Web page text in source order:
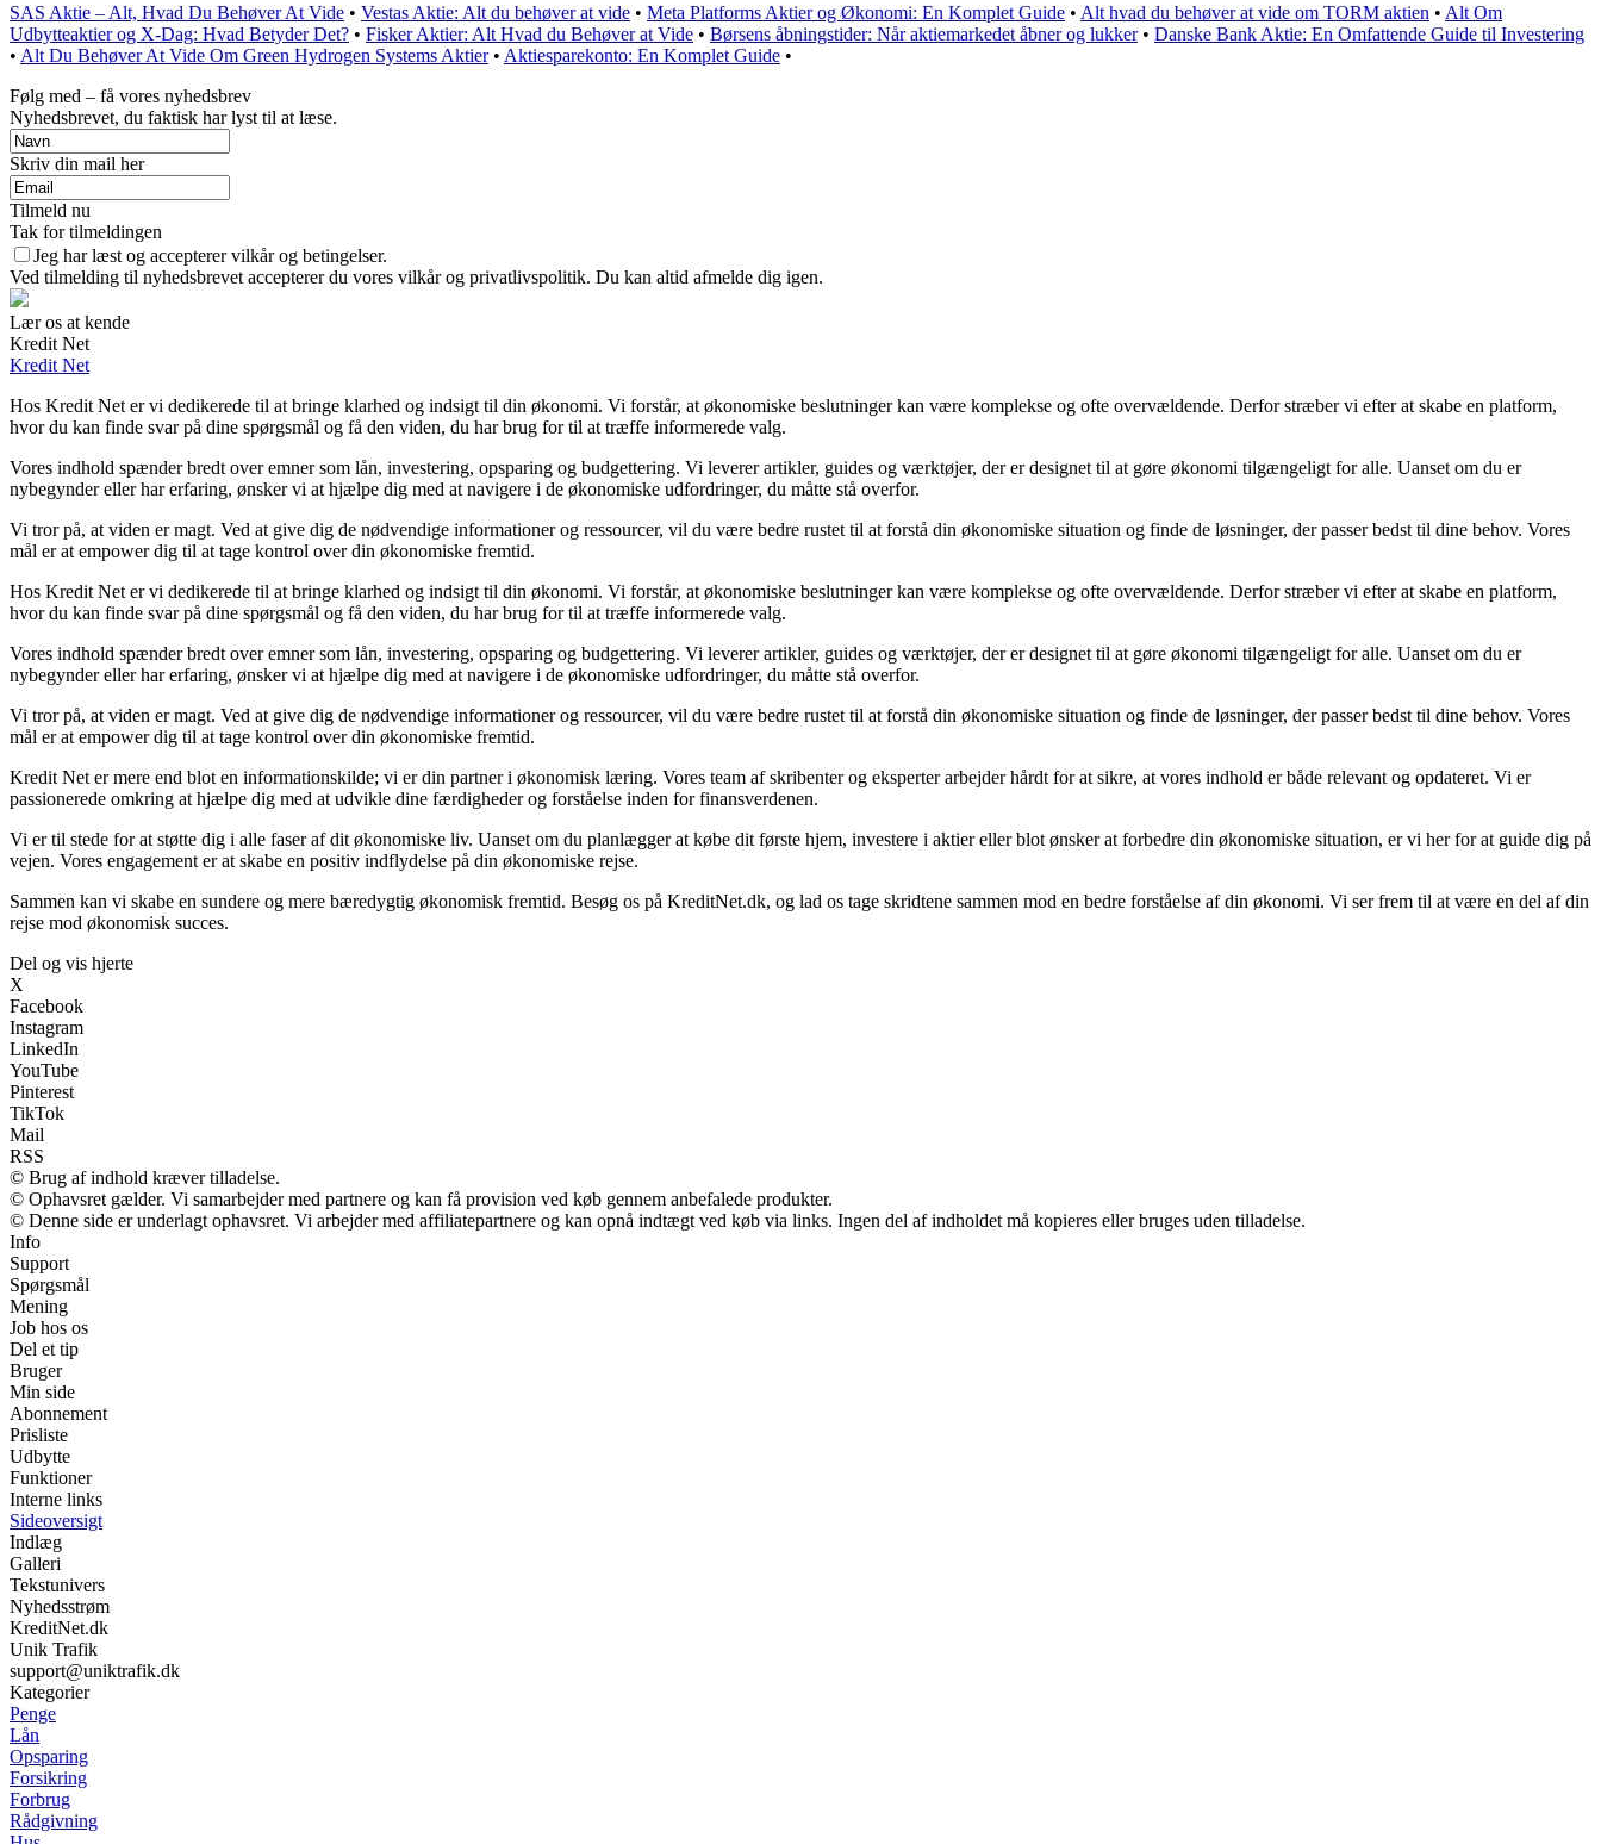
SAS Aktie – Alt, Hvad Du Behøver At Vide • Vestas Aktie: Alt du behøver at vide • Meta Platforms Aktier og Økonomi: En Komplet Guide • Alt hvad du behøver at vide om TORM aktien • Alt Om
Udbytteaktier og X-Dag: Hvad Betyder Det? • Fisker Aktier: Alt Hvad du Behøver at Vide • Børsens åbningstider: Når aktiemarkedet åbner og lukker• Danske Bank Aktie: En Omfattende Guide til Investering
• Alt Du Behøver At Vide Om Green Hydrogen Systems Aktier• Aktiesparekonto: En Komplet Guide •
Følg med – få vores nyhedsbrev
Nyhedsbrevet, du faktisk har lyst til at læse.
Skriv din mail her
Tilmeld nu
Tak for tilmeldingen
Jeg har læst og accepterer vilkår og betingelser.
Ved tilmelding til nyhedsbrevet accepterer du vores vilkår og privatlivspolitik. Du kan altid afmelde dig igen.
Lær os at kende
Kredit Net
Kredit Net
Hos Kredit Net er vi dedikerede til at bringe klarhed og indsigt til din økonomi. Vi forstår, at økonomiske beslutninger kan være komplekse og ofte overvældende. Derfor stræber vi efter at skabe en platform,
hvor du kan finde svar på dine spørgsmål og få den viden, du har brug for til at træffe informerede valg.
Vores indhold spænder bredt over emner som lån, investering, opsparing og budgettering. Vi leverer artikler, guides og værktøjer, der er designet til at gøre økonomi tilgængeligt for alle. Uanset om du er
nybegynder eller har erfaring, ønsker vi at hjælpe dig med at navigere i de økonomiske udfordringer, du måtte stå overfor.
Vi tror på, at viden er magt. Ved at give dig de nødvendige informationer og ressourcer, vil du være bedre rustet til at forstå din økonomiske situation og finde de løsninger, der passer bedst til dine behov. Vores
mål er at empower dig til at tage kontrol over din økonomiske fremtid.
Hos Kredit Net er vi dedikerede til at bringe klarhed og indsigt til din økonomi. Vi forstår, at økonomiske beslutninger kan være komplekse og ofte overvældende. Derfor stræber vi efter at skabe en platform,
hvor du kan finde svar på dine spørgsmål og få den viden, du har brug for til at træffe informerede valg.
Vores indhold spænder bredt over emner som lån, investering, opsparing og budgettering. Vi leverer artikler, guides og værktøjer, der er designet til at gøre økonomi tilgængeligt for alle. Uanset om du er
nybegynder eller har erfaring, ønsker vi at hjælpe dig med at navigere i de økonomiske udfordringer, du måtte stå overfor.
Vi tror på, at viden er magt. Ved at give dig de nødvendige informationer og ressourcer, vil du være bedre rustet til at forstå din økonomiske situation og finde de løsninger, der passer bedst til dine behov. Vores
mål er at empower dig til at tage kontrol over din økonomiske fremtid.
Kredit Net er mere end blot en informationskilde; vi er din partner i økonomisk læring. Vores team af skribenter og eksperter arbejder hårdt for at sikre, at vores indhold er både relevant og opdateret. Vi er
passionerede omkring at hjælpe dig med at udvikle dine færdigheder og forståelse inden for finansverdenen.
Vi er til stede for at støtte dig i alle faser af dit økonomiske liv. Uanset om du planlægger at købe dit første hjem, investere i aktier eller blot ønsker at forbedre din økonomiske situation, er vi her for at guide dig på
vejen. Vores engagement er at skabe en positiv indflydelse på din økonomiske rejse.
Sammen kan vi skabe en sundere og mere bæredygtig økonomisk fremtid. Besøg os på KreditNet.dk, og lad os tage skridtene sammen mod en bedre forståelse af din økonomi. Vi ser frem til at være en del af din
rejse mod økonomisk succes.
Del og vis hjerte
X
Facebook
Instagram
LinkedIn
YouTube
Pinterest
TikTok
Mail
RSS
© Brug af indhold kræver tilladelse.
© Ophavsret gælder. Vi samarbejder med partnere og kan få provision ved køb gennem anbefalede produkter.
© Denne side er underlagt ophavsret. Vi arbejder med affiliatepartnere og kan opnå indtægt ved køb via links. Ingen del af indholdet må kopieres eller bruges uden tilladelse.
Info
Support
Spørgsmål
Mening
Job hos os
Del et tip
Bruger
Min side
Abonnement
Prisliste
Udbytte
Funktioner
Interne links
Sideoversigt
Indlæg
Galleri
Tekstunivers
Nyhedsstrøm
KreditNet.dk
Unik Trafik
support@uniktrafik.dk
Kategorier
Penge
Lån
Opsparing
Forsikring
Forbrug
Rådgivning